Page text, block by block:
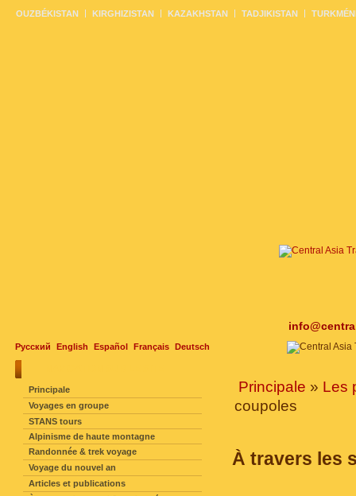
Русский English Español Français Deutsch
OUZBÉKISTAN KIRGHIZISTAN KAZAKHSTAN TADJIKISTAN
Principale » Les
coupoles
À travers les
Principale
Voyages en groupe
STANS tours
Alpinisme de haute montagne
Randonnée & trek voyage
Voyage du nouvel an
Articles et publications